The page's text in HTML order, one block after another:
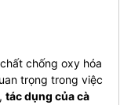
chống oxy hóa
trọng trong việc
tác dụng của cà